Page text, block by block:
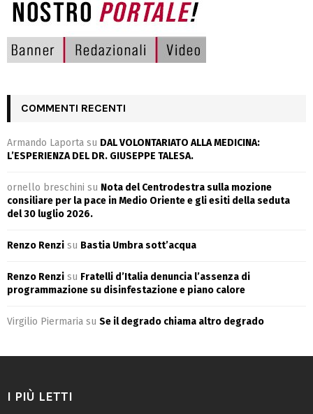
COMMENTI RECENTI
Armando Laporta su DAL VOLONTARIATO ALLA MEDICINA:
L’ESPERIENZA DEL DR. GIUSEPPE TALESA.
ornello breschini su Nota del Centrodestra sulla mozione
consiliare per la pace in Medio Oriente e gli esiti della seduta
del 30 luglio 2026.
Renzo Renzi su Bastia Umbra sott’acqua
Renzo Renzi su Fratelli d’Italia denuncia l’assenza di
programmazione su disinfestazione e piano calore
Virgilio Piermaria su Se il degrado chiama altro degrado
I PIÙ LETTI